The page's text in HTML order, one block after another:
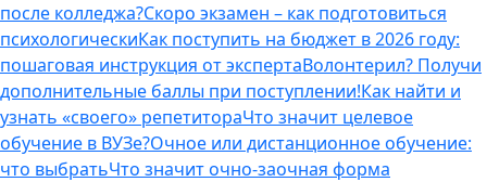
после колледжа?Скоро экзамен – как подготовиться
психологическиКак поступить на бюджет в 2026 году:
пошаговая инструкция от экспертаВолонтерил? Получи
дополнительные баллы при поступлении!Как найти и
узнать «своего» репетитораЧто значит целевое
обучение в ВУЗе?Очное или дистанционное обучение:
что выбратьЧто значит очно-заочная форма